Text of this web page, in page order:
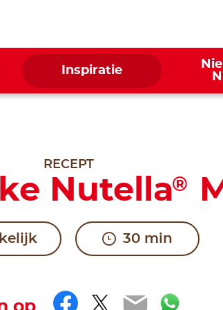
Inspiratie
RECEPT
Nutella®
30 min
Facebook
Twitter
Email